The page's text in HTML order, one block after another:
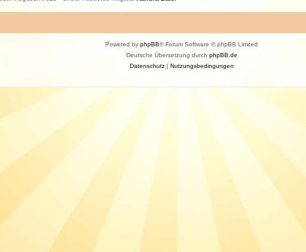
Powered by phpBB® Forum Software © phpBB Limited
Deutsche Übersetzung durch phpBB.de
Datenschutz| Nutzungsbedingungen